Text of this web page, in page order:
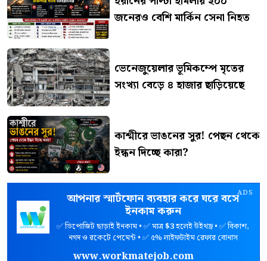
জনেরও বেশি মার্কিন সেনা নিহত
ভেনেজুয়েলার ভূমিকম্পে মৃতের
সংখ্যা বেড়ে ৪ হাজার ছাড়িয়েছে
কাশ্মীরে ভাঙনের সুর! পেছন থেকে
ইন্ধন দিচ্ছে কারা?
ADS
আপনার স্মার্টফোন ব্যবহার করে ঘরে বসে
ইনকাম করুন
✅ ডিপোজিট ছাড়াই ইনকাম • ✅ মাত্র$3হলেই উইথড্র • ✅ বিকাশ,
নগদ ও রকেটে পেমেন্ট • ✅ ৫% লাইফটাইম রেফার বোনাস
www.workmatejob.com